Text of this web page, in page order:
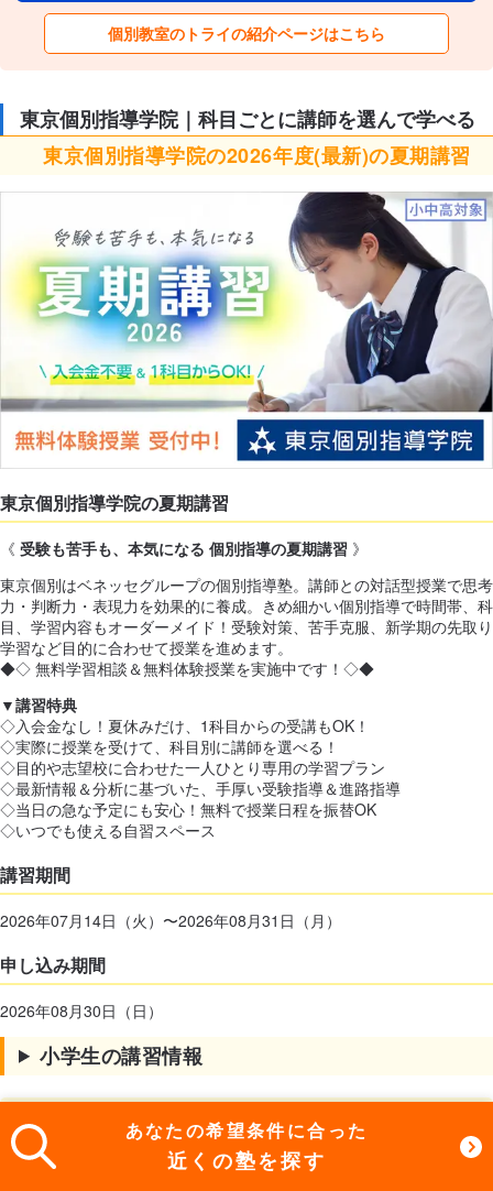
個別教室のトライの紹介ページはこちら
東京個別指導学院｜科目ごとに講師を選んで学べる
東京個別指導学院の2026年度(最新)の夏期講習
東京個別指導学院の夏期講習
《 受験も苦手も、本気になる 個別指導の夏期講習 》
東京個別はベネッセグループの個別指導塾。講師との対話型授業で思考
力・判断力・表現力を効果的に養成。きめ細かい個別指導で時間帯、科
目、学習内容もオーダーメイド！受験対策、苦手克服、新学期の先取り
学習など目的に合わせて授業を進めます。
◆◇ 無料学習相談＆無料体験授業を実施中です！◇◆
▼講習特典
◇入会金なし！夏休みだけ、1科目からの受講もOK！
◇実際に授業を受けて、科目別に講師を選べる！
◇目的や志望校に合わせた一人ひとり専用の学習プラン
◇最新情報＆分析に基づいた、手厚い受験指導＆進路指導
◇当日の急な予定にも安心！無料で授業日程を振替OK
◇いつでも使える自習スペース
講習期間
2026年07月14日（火）〜2026年08月31日（月）
申し込み期間
2026年08月30日（日）
小学生の講習情報
締め切りまで残り23日
詳しくはこちら
あなたの希望条件に合った
近くの塾を探す